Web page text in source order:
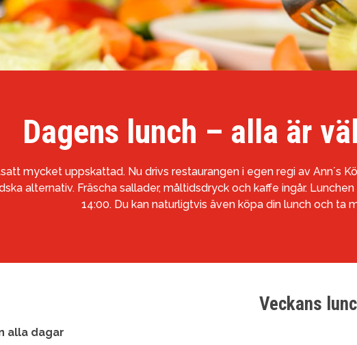
Dagens lunch – alla är
mycket uppskattad. Nu drivs restaurangen i egen regi av Ann´s
alternativ. Fräscha sallader, måltidsdryck och kaffe ingår.
14:00. Du kan naturligtvis även köpa din lunch och ta
alla dagar
Veckans